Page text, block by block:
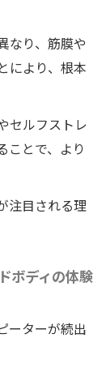
なり、筋膜や
により、根本
セルフストレ
ことで、より
注目される理
ボディの体験
ーターが続出